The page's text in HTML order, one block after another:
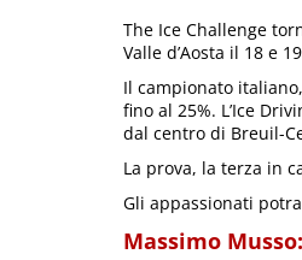
The Ice Challenge
Valle d’Aosta il 18 e
Il campionato
fino al 25%. L’Ice
dal centro di Breuil-
La prova, la terza in
Gli appassionati
Massimo